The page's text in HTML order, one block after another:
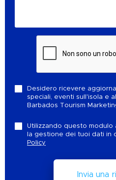
Desidero ricevere
speciali, eventi sull'isola e
Barbados Tourism
Utilizzando questo modulo
la gestione dei tuoi dati in
Policy